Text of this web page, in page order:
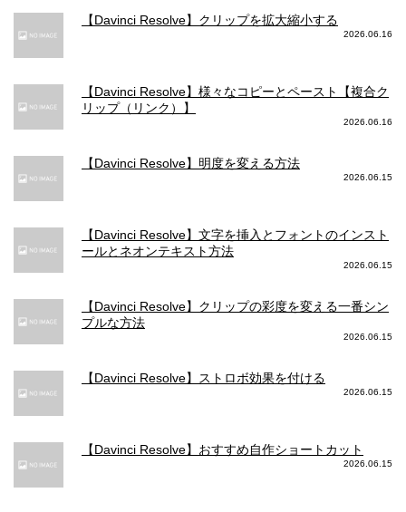
【Davinci Resolve】クリップを拡大縮小する
2026.06.16
【Davinci Resolve】様々なコピーとペースト【複合ク
リップ（リンク）】
2026.06.16
【Davinci Resolve】明度を変える方法
2026.06.15
【Davinci Resolve】文字を挿入とフォントのインスト
ールとネオンテキスト方法
2026.06.15
【Davinci Resolve】クリップの彩度を変える一番シン
プルな方法
2026.06.15
【Davinci Resolve】ストロボ効果を付ける
2026.06.15
【Davinci Resolve】おすすめ自作ショートカット
2026.06.15